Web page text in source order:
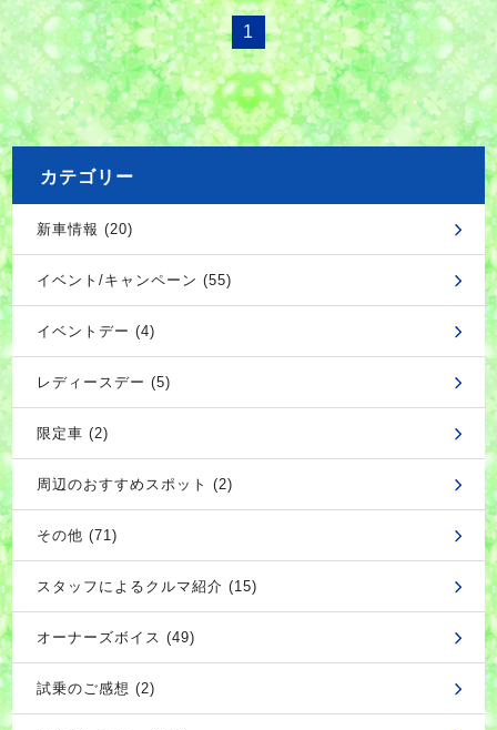
1
カテゴリー
新車情報 (20)
イベント/キャンペーン (55)
イベントデー (4)
レディースデー (5)
限定車 (2)
周辺のおすすめスポット (2)
その他 (71)
スタッフによるクルマ紹介 (15)
オーナーズボイス (49)
試乗のご感想 (2)